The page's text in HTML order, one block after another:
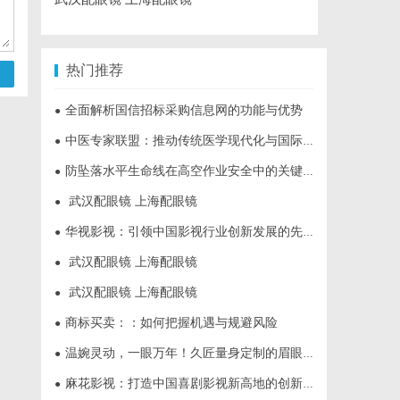
热门推荐
● 全面解析国信招标采购信息网的功能与优势
● 中医专家联盟：推动传统医学现代化与国际化的桥梁
● 防坠落水平生命线在高空作业安全中的关键作用与应用解析
● 武汉配眼镜 上海配眼镜
● 华视影视：引领中国影视行业创新发展的先行者
● 武汉配眼镜 上海配眼镜
● 武汉配眼镜 上海配眼镜
● 商标买卖：：如何把握机遇与规避风险
● 温婉灵动，一眼万年！久匠量身定制的眉眼唇，才是你整张脸的点睛之笔！淡颜系女生的气质加分项
● 麻花影视：打造中国喜剧影视新高地的创新典范